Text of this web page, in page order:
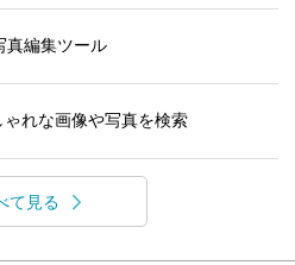
真編集ツール
れな画像や写真を検索
て見る